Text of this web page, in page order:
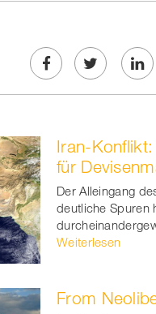
Share
Facebook
Twe
on
twitt
er
Iran-
für
Der Alleingang
deutliche Spuren
Weiterlesen
From